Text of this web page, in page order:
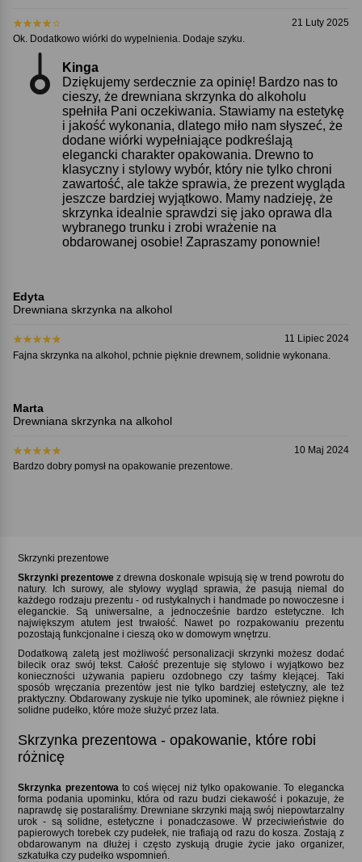
21 Luty 2025
Ok. Dodatkowo wiórki do wypelnienia. Dodaje szyku.
Kinga
Dziękujemy serdecznie za opinię! Bardzo nas to
cieszy, że drewniana skrzynka do alkoholu
spełniła Pani oczekiwania. Stawiamy na estetykę
i jakość wykonania, dlatego miło nam słyszeć, że
dodane wiórki wypełniające podkreślają
elegancki charakter opakowania. Drewno to
klasyczny i stylowy wybór, który nie tylko chroni
zawartość, ale także sprawia, że prezent wygląda
jeszcze bardziej wyjątkowo. Mamy nadzieję, że
skrzynka idealnie sprawdzi się jako oprawa dla
wybranego trunku i zrobi wrażenie na
obdarowanej osobie! Zapraszamy ponownie!
Drewniana skrzynka na alkohol
Edyta
11 Lipiec 2024
Fajna skrzynka na alkohol, pchnie pięknie drewnem, solidnie wykonana.
Drewniana skrzynka na alkohol
Marta
10 Maj 2024
Bardzo dobry pomysł na opakowanie prezentowe.
Skrzynki prezentowe
Skrzynki prezentowe z drewna doskonale wpisują się w trend powrotu do
natury. Ich surowy, ale stylowy wygląd sprawia, że pasują niemal do
każdego rodzaju prezentu - od rustykalnych i handmade po nowoczesne i
eleganckie. Są uniwersalne, a jednocześnie bardzo estetyczne. Ich
największym atutem jest trwałość. Nawet po rozpakowaniu prezentu
pozostają funkcjonalne i cieszą oko w domowym wnętrzu.
Dodatkową zaletą jest możliwość personalizacji skrzynki możesz dodać
bilecik oraz swój tekst. Całość prezentuje się stylowo i wyjątkowo bez
konieczności używania papieru ozdobnego czy taśmy klejącej. Taki
sposób wręczania prezentów jest nie tylko bardziej estetyczny, ale też
praktyczny. Obdarowany zyskuje nie tylko upominek, ale również piękne i
solidne pudełko, które może służyć przez lata.
Skrzynka prezentowa - opakowanie, które robi
różnicę
Skrzynka prezentowa to coś więcej niż tylko opakowanie. To elegancka
forma podania upominku, która od razu budzi ciekawość i pokazuje, że
naprawdę się postaraliśmy. Drewniane skrzynki mają swój niepowtarzalny
urok - są solidne, estetyczne i ponadczasowe. W przeciwieństwie do
papierowych torebek czy pudełek, nie trafiają od razu do kosza. Zostają z
obdarowanym na dłużej i często zyskują drugie życie jako organizer,
szkatułka czy pudełko wspomnień.